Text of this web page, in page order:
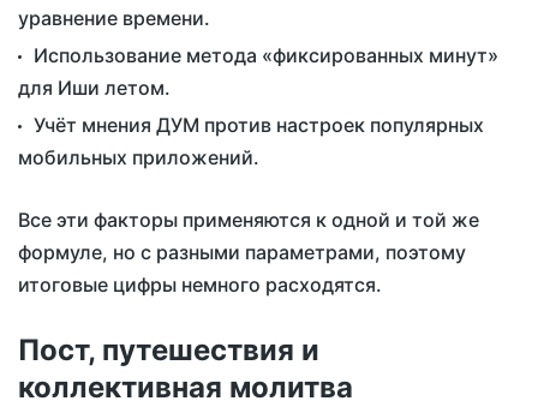
уравнение времени.
Использование метода «фиксированных минут»
для Иши летом.
Учёт мнения ДУМ против настроек популярных
мобильных приложений.
Все эти факторы применяются к одной и той же
формуле, но с разными параметрами, поэтому
итоговые цифры немного расходятся.
Пост, путешествия и
коллективная молитва